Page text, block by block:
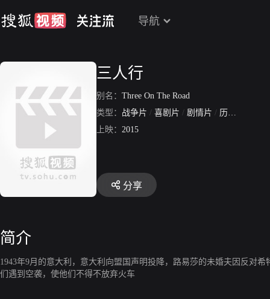
导航
三人行
别名： Three On The Road
类型： 战争片 / 喜剧片 / 剧情片 / 历史片
上映： 2015
分享
简介
1943年9月的意大利，意大利向盟国声明投降，路易莎的未婚夫因反对
们遇到空袭，使他们不得不放弃火车